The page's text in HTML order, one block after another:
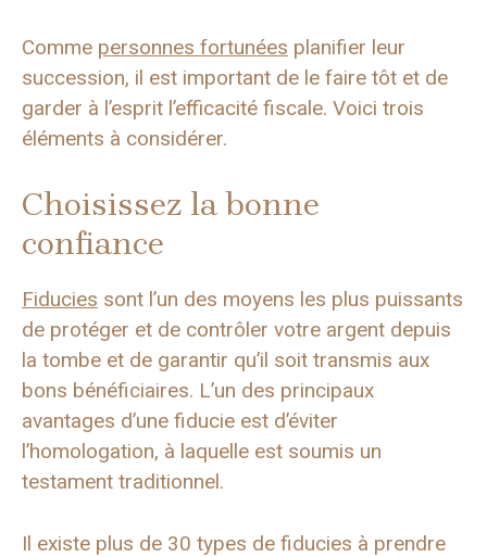
Comme personnes fortunées planifier leur
succession, il est important de le faire tôt et de
garder à l’esprit l’efficacité fiscale. Voici trois
éléments à considérer.
Choisissez la bonne
confiance
Fiducies sont l’un des moyens les plus puissants
de protéger et de contrôler votre argent depuis
la tombe et de garantir qu’il soit transmis aux
bons bénéficiaires. L’un des principaux
avantages d’une fiducie est d’éviter
l’homologation, à laquelle est soumis un
testament traditionnel.
Il existe plus de 30 types de fiducies à prendre